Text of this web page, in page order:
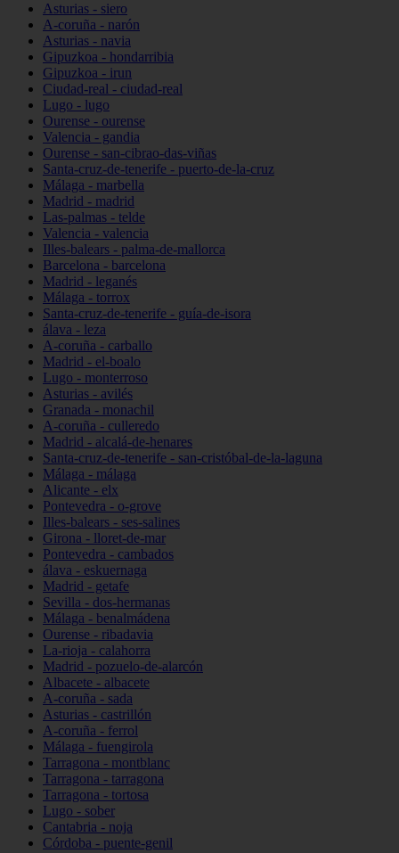
Asturias - siero
A-coruña - narón
Asturias - navia
Gipuzkoa - hondarribia
Gipuzkoa - irun
Ciudad-real - ciudad-real
Lugo - lugo
Ourense - ourense
Valencia - gandia
Ourense - san-cibrao-das-viñas
Santa-cruz-de-tenerife - puerto-de-la-cruz
Málaga - marbella
Madrid - madrid
Las-palmas - telde
Valencia - valencia
Illes-balears - palma-de-mallorca
Barcelona - barcelona
Madrid - leganés
Málaga - torrox
Santa-cruz-de-tenerife - guía-de-isora
álava - leza
A-coruña - carballo
Madrid - el-boalo
Lugo - monterroso
Asturias - avilés
Granada - monachil
A-coruña - culleredo
Madrid - alcalá-de-henares
Santa-cruz-de-tenerife - san-cristóbal-de-la-laguna
Málaga - málaga
Alicante - elx
Pontevedra - o-grove
Illes-balears - ses-salines
Girona - lloret-de-mar
Pontevedra - cambados
álava - eskuernaga
Madrid - getafe
Sevilla - dos-hermanas
Málaga - benalmádena
Ourense - ribadavia
La-rioja - calahorra
Madrid - pozuelo-de-alarcón
Albacete - albacete
A-coruña - sada
Asturias - castrillón
A-coruña - ferrol
Málaga - fuengirola
Tarragona - montblanc
Tarragona - tarragona
Tarragona - tortosa
Lugo - sober
Cantabria - noja
Córdoba - puente-genil